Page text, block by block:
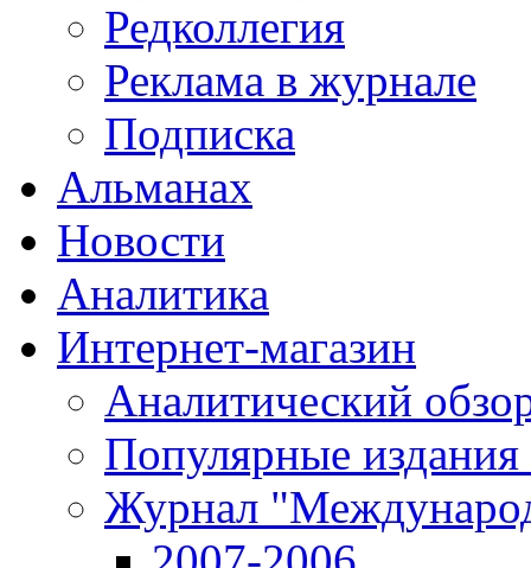
Редколлегия
Реклама в журнале
Подписка
Альманах
Новости
Аналитика
Интернет-магазин
Аналитический
Популярные
Журнал